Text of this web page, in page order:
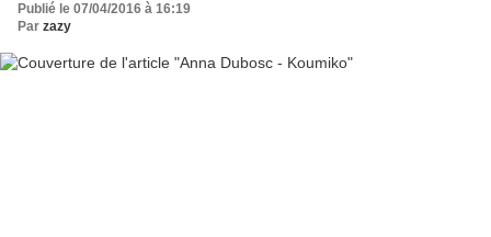
Publié le 07/04/2016 à 16:19
Par zazy